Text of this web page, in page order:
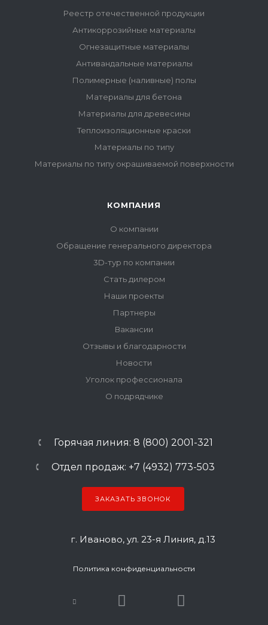
Реестр отечественной продукции
Антикоррозийные материалы
Огнезащитные материалы
Антивандальные материалы
Полимерные (наливные) полы
Материалы для бетона
Материалы для древесины
Теплоизоляционные краски
Материалы по типу
Материалы по типу окрашиваемой поверхности
КОМПАНИЯ
О компании
Обращение генерального директора
3D-тур по компании
Стать дилером
Наши проекты
Партнеры
Вакансии
Отзывы и благодарности
Новости
Уголок профессионала
О подрядчике
Горячая линия: 8 (800) 2001-321
Отдел продаж: +7 (4932) 773-503
ЗАКАЗАТЬ ЗВОНОК
г. Иваново, ул. 23-я Линия, д.13
Политика конфиденциальности